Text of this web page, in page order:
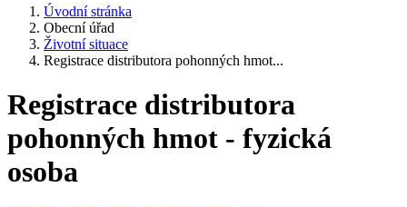
Úvodní stránka
Obecní úřad
Životní situace
Registrace distributora pohonných hmot...
Registrace distributora
pohonných hmot - fyzická
osoba